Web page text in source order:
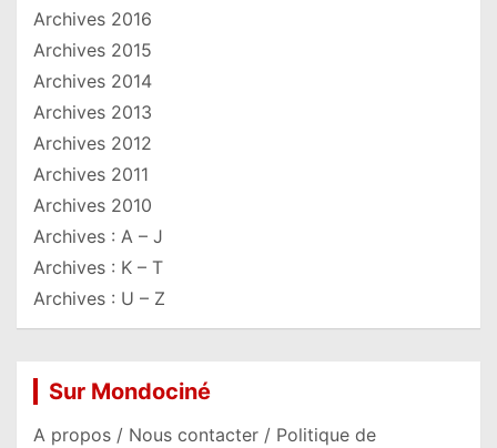
Archives 2016
Archives 2015
Archives 2014
Archives 2013
Archives 2012
Archives 2011
Archives 2010
Archives : A – J
Archives : K – T
Archives : U – Z
Sur Mondociné
A propos / Nous contacter / Politique de